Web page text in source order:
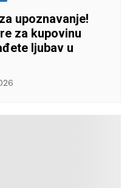
upoznavanje!
za kupovinu
ljubav u